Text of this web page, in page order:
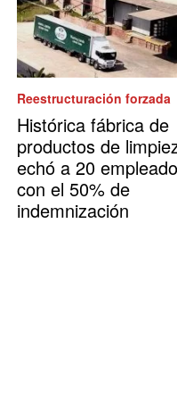
Reestructuración forzada
Histórica fábrica de
productos de
echó a 20
con el 50% de
indemnización